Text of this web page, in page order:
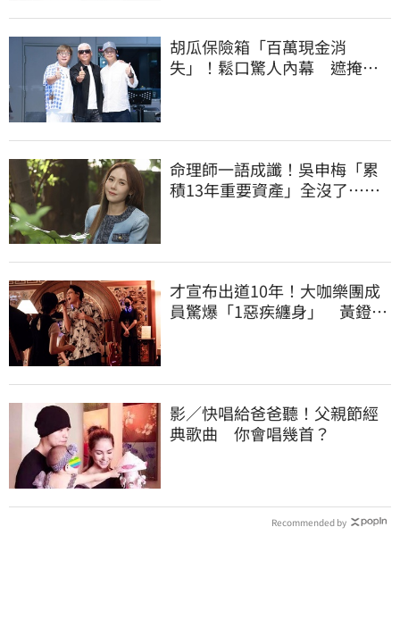
胡瓜保險箱「百萬現金消
失」！鬆口驚人內幕 遮掩滅
命理師一語成讖！吳申梅「累
積13年重要資產」全沒了…急
才宣布出道10年！大咖樂團成
員驚爆「1惡疾纏身」 黃鐙輝
影／快唱給爸爸聽！父親節經
典歌曲 你會唱幾首？
Recommended by